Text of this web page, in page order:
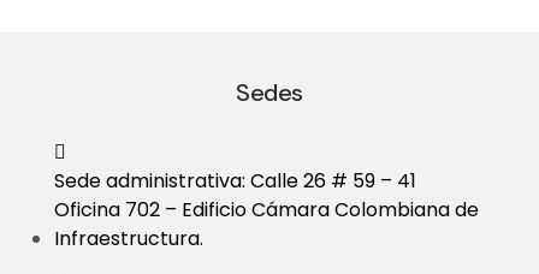
Sedes
Sede administrativa: Calle 26 # 59 – 41
Oficina 702 – Edificio Cámara Colombiana de
Infraestructura.